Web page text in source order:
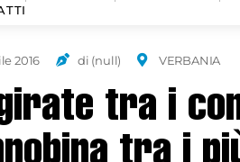
2016 di (null) VERBANIA
tra i